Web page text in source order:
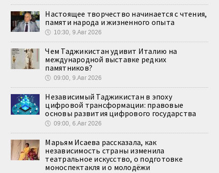
Настоящее творчество начинается с чтения,
памяти народа и жизненного опыта
🕔 10:30, 9.Авг 2026
Чем Таджикистан удивит Италию на
международной выставке редких
памятников?
🕔 09:00, 9.Авг 2026
Независимый Таджикистан в эпоху
цифровой трансформации: правовые
основы развития цифрового государства
🕔 09:00, 6.Авг 2026
Марьям Исаева рассказала, как
независимость страны изменила
театральное искусство, о подготовке
моноспектакля и о молодёжи